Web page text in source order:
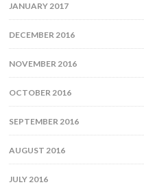
JANUARY 2017
DECEMBER 2016
NOVEMBER 2016
OCTOBER 2016
SEPTEMBER 2016
AUGUST 2016
JULY 2016